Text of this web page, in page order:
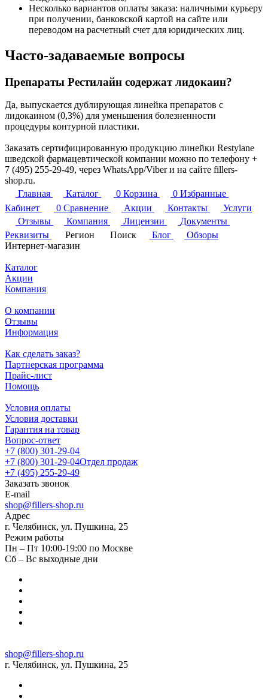
Несколько вариантов оплаты заказа: наличными курьеру
при получении, банковской картой на сайте или
переводом на расчетный счет для юридических лиц.
Часто-задаваемые вопросы
Препараты Рестилайн содержат лидокаин?
Да, выпускается дублирующая линейка препаратов с
лидокаином (0,3%) для уменьшения болезненности
процедуры контурной пластики.
Заказать сертифицированную продукцию линейки Restylane
шведской фармацевтической компании можно по телефону +
7 (495) 255-29-49, через WhatsApp/Viber и на сайте fillers-
shop.ru.
Главная
Каталог 0 Корзина 0 Избранные
Кабинет
0 Сравнение Акции Контакты
Услуги
Отзывы
Компания Лицензии
Документы
Реквизиты
Регион Поиск Блог
Обзоры
Интернет-магазин
Каталог
Акции
Компания
О компании
Отзывы
Информация
Как сделать заказ?
Партнерская программа
Прайс-лист
Помощь
Условия оплаты
Условия доставки
Гарантия на товар
Вопрос-ответ
+7 (800) 301-29-04
+7 (800) 301-29-04Отдел продаж
+7 (495) 255-29-49
Заказать звонок
E-mail
shop@fillers-shop.ru
Адрес
г. Челябинск, ул. Пушкина, 25
Режим работы
Пн – Пт 10:00-19:00 по Москве
Сб – Вс выходные дни
shop@fillers-shop.ru
г. Челябинск, ул. Пушкина, 25